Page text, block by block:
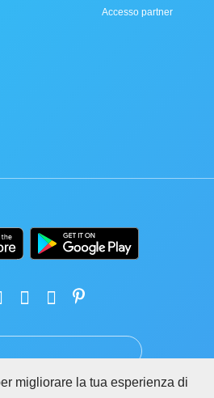
Accesso partner
GDPR ABUSO
migliorare la tua esperienza di